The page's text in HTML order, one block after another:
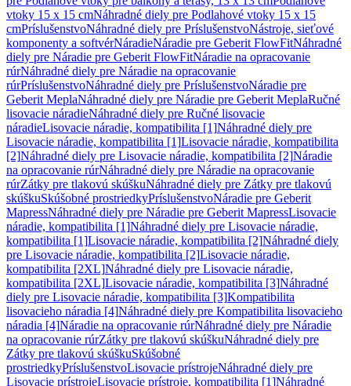
vtoky 15 x 15 cmNáhradné diely pre Podlahové vtoky 15 x 15
cmPríslušenstvoNáhradné diely pre PríslušenstvoNástroje, sieťové
komponenty a softvérNáradieNáradie pre Geberit FlowFitNáhradné
diely pre Náradie pre Geberit FlowFitNáradie na opracovanie
rúrNáhradné diely pre Náradie na opracovanie
rúrPríslušenstvoNáhradné diely pre PríslušenstvoNáradie pre
Geberit MeplaNáhradné diely pre Náradie pre Geberit MeplaRučné
lisovacie náradieNáhradné diely pre Ručné lisovacie
náradieLisovacie náradie, kompatibilita [1]Náhradné diely pre
Lisovacie náradie, kompatibilita [1]Lisovacie náradie, kompatibilita
[2]Náhradné diely pre Lisovacie náradie, kompatibilita [2]Náradie
na opracovanie rúrNáhradné diely pre Náradie na opracovanie
rúrZátky pre tlakovú skúškuNáhradné diely pre Zátky pre tlakovú
skúškuSkúšobné prostriedkyPríslušenstvoNáradie pre Geberit
MapressNáhradné diely pre Náradie pre Geberit MapressLisovacie
náradie, kompatibilita [1]Náhradné diely pre Lisovacie náradie,
kompatibilita [1]Lisovacie náradie, kompatibilita [2]Náhradné diely
pre Lisovacie náradie, kompatibilita [2]Lisovacie náradie,
kompatibilita [2XL]Náhradné diely pre Lisovacie náradie,
kompatibilita [2XL]Lisovacie náradie, kompatibilita [3]Náhradné
diely pre Lisovacie náradie, kompatibilita [3]Kompatibilita
lisovacieho náradia [4]Náhradné diely pre Kompatibilita lisovacieho
náradia [4]Náradie na opracovanie rúrNáhradné diely pre Náradie
na opracovanie rúrZátky pre tlakovú skúškuNáhradné diely pre
Zátky pre tlakovú skúškuSkúšobné
prostriedkyPríslušenstvoLisovacie prístrojeNáhradné diely pre
Lisovacie prístrojeLisovacie prístroje, kompatibilita [1]Náhradné